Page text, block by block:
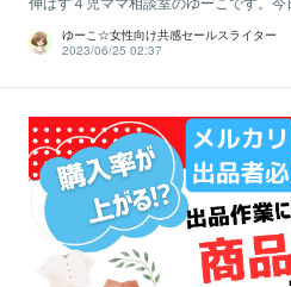
ゆーこ☆女性向け共感セールスライター
2023/06/25 02:37